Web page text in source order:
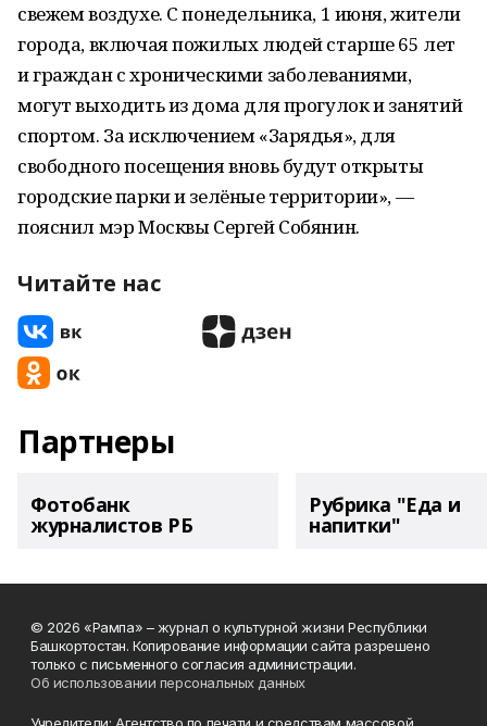
свежем воздухе. С понедельника, 1 июня, жители
города, включая пожилых людей старше 65 лет
и граждан с хроническими заболеваниями,
могут выходить из дома для прогулок и занятий
спортом. За исключением «Зарядья», для
свободного посещения вновь будут открыты
городские парки и зелёные территории», —
пояснил мэр Москвы Сергей Собянин.
Читайте нас
Партнеры
Фотобанк
журналистов РБ
Рубрика "Еда и
напитки"
© 2026 «Рампа» – журнал о культурной жизни Республики
Башкортостан. Копирование информации сайта разрешено
только с письменного согласия администрации.
Об использовании персональных данных